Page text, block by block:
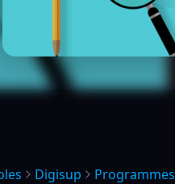
Digisup Programmes